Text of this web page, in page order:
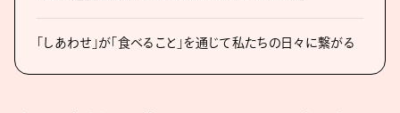
「しあわせ」が「食べること」を通じて私たちの日々に繋がる